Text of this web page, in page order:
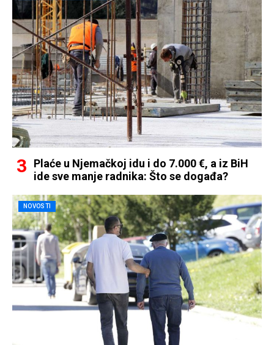
Plaće u Njemačkoj idu i do 7.000 €, a iz BiH
ide sve manje radnika: Što se događa?
NOVOSTI